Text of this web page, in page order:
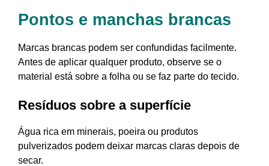
Pontos e manchas brancas
Marcas brancas podem ser confundidas facilmente.
Antes de aplicar qualquer produto, observe se o
material está sobre a folha ou se faz parte do tecido.
Resíduos sobre a superfície
Água rica em minerais, poeira ou produtos
pulverizados podem deixar marcas claras depois de
secar.